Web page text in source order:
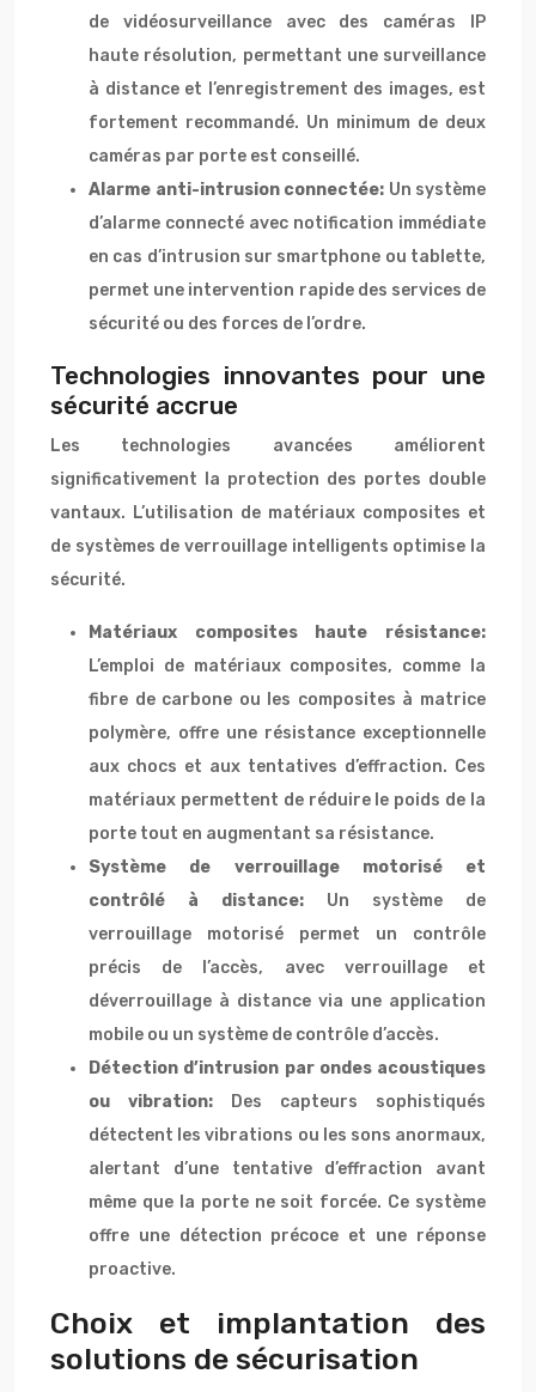
de vidéosurveillance avec des caméras IP
haute résolution, permettant une surveillance
à distance et l’enregistrement des images, est
fortement recommandé. Un minimum de deux
caméras par porte est conseillé.
Alarme anti-intrusion connectée: Un système
d’alarme connecté avec notification immédiate
en cas d’intrusion sur smartphone ou tablette,
permet une intervention rapide des services de
sécurité ou des forces de l’ordre.
Technologies innovantes pour une
sécurité accrue
Les technologies avancées améliorent
significativement la protection des portes double
vantaux. L’utilisation de matériaux composites et
de systèmes de verrouillage intelligents optimise la
sécurité.
Matériaux composites haute résistance:
L’emploi de matériaux composites, comme la
fibre de carbone ou les composites à matrice
polymère, offre une résistance exceptionnelle
aux chocs et aux tentatives d’effraction. Ces
matériaux permettent de réduire le poids de la
porte tout en augmentant sa résistance.
Système de verrouillage motorisé et
contrôlé à distance: Un système de
verrouillage motorisé permet un contrôle
précis de l’accès, avec verrouillage et
déverrouillage à distance via une application
mobile ou un système de contrôle d’accès.
Détection d’intrusion par ondes acoustiques
ou vibration:
Des capteurs sophistiqués
détectent les vibrations ou les sons anormaux,
alertant d’une tentative d’effraction avant
même que la porte ne soit forcée. Ce système
offre une détection précoce et une réponse
proactive.
Choix et implantation des
solutions de sécurisation